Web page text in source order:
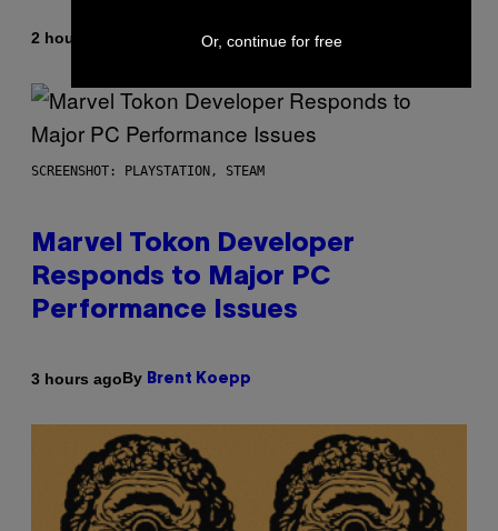
2 hours ago Brent Koepp
SCREENSHOT: PLAYSTATION, STEAM
Marvel Tokon Developer
Responds to Major PC
Performance Issues
3 hours agoBy Brent Koepp
Or, continue for free